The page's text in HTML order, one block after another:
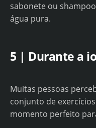
sabonete ou
água pura.
5 | Durante a
Muitas pessoas
conjunto de
momento perfeito